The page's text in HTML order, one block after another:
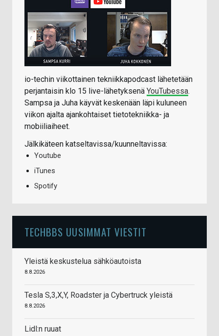
io-techin viikottainen tekniikkapodcast lähetetään
perjantaisin klo 15 live-lähetyksenä YouTubessa.
Sampsa ja Juha käyvät keskenään läpi kuluneen
viikon ajalta ajankohtaiset tietotekniikka- ja
mobiiliaiheet.
Jälkikäteen katseltavissa/kuunneltavissa:
Youtube
iTunes
Spotify
TECHBBS UUSIMMAT VIESTIT
Yleistä keskustelua sähköautoista
8.8.2026
Tesla S,3,X,Y, Roadster ja Cybertruck yleistä
8.8.2026
Lidl:n ruuat